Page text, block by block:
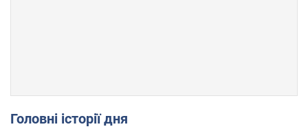
Головні історії дня